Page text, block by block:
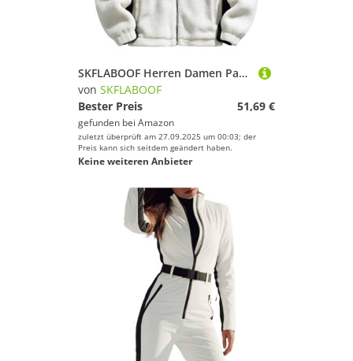
SKFLABOOF Herren Damen Patchwork Stehkragen Teddy Jacke 2025 Sherpa Fleecejacke Aesthetic Stuff Y2K Clothes Winter Warm Teddyfleece Jacken Mantel
von SKFLABOOF
Bester Preis
51,69 €
gefunden bei Amazon
zuletzt überprüft am 27.09.2025 um 00:03; der
Preis kann sich seitdem geändert haben.
Keine weiteren Anbieter